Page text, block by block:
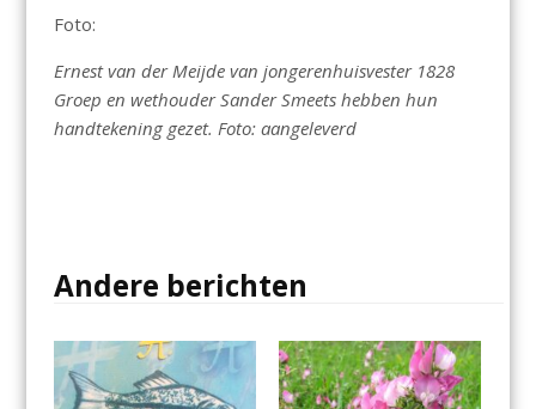
Foto:
Ernest van der Meijde van jongerenhuisvester 1828
Groep en wethouder Sander Smeets hebben hun
handtekening gezet. Foto: aangeleverd
Andere berichten